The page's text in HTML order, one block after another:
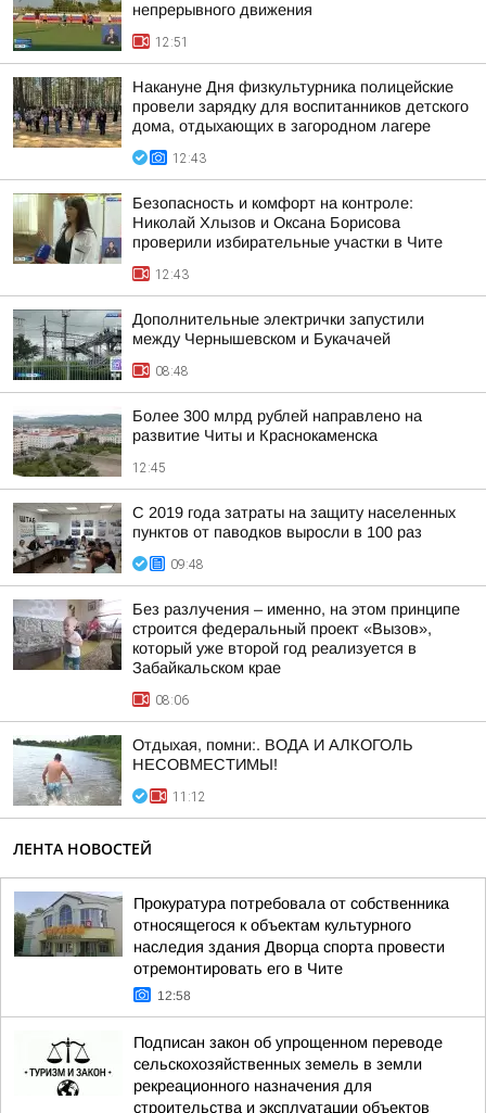
непрерывного движения
12:51
Накануне Дня физкультурника полицейские
провели зарядку для воспитанников детского
дома, отдыхающих в загородном лагере
12:43
Безопасность и комфорт на контроле:
Николай Хлызов и Оксана Борисова
проверили избирательные участки в Чите
12:43
Дополнительные электрички запустили
между Чернышевском и Букачачей
08:48
Более 300 млрд рублей направлено на
развитие Читы и Краснокаменска
12:45
С 2019 года затраты на защиту населенных
пунктов от паводков выросли в 100 раз
09:48
Без разлучения – именно, на этом принципе
строится федеральный проект «Вызов»,
который уже второй год реализуется в
Забайкальском крае
08:06
Отдыхая, помни:. ВОДА И АЛКОГОЛЬ
НЕСОВМЕСТИМЫ!
11:12
ЛЕНТА НОВОСТЕЙ
Прокуратура потребовала от собственника
относящегося к объектам культурного
наследия здания Дворца спорта провести
отремонтировать его в Чите
12:58
Подписан закон об упрощенном переводе
сельскохозяйственных земель в земли
рекреационного назначения для
строительства и эксплуатации объектов